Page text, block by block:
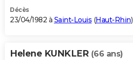
Décès
23/04/1982 à Saint-Louis (Haut-Rhin)
Helene KUNKLER (66 ans)